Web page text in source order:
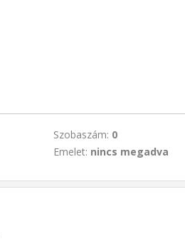
Szobaszám: 0
Emelet: nincs megadva